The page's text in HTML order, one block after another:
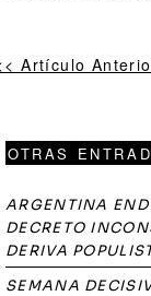
Artículo
OTRAS
ARGENTINA
DECRETO
DERIVA
SEMANA